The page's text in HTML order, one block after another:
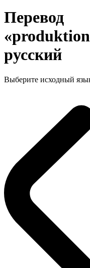
Перевод
русский
Выберите исходный